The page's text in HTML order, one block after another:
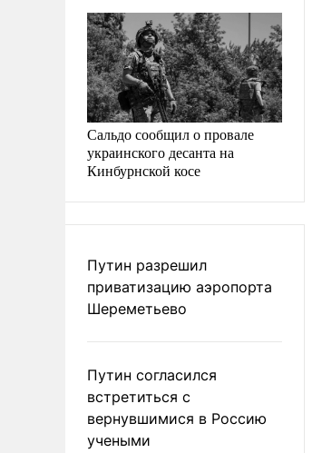
Сальдо сообщил о провале
украинского десанта на
Кинбурнской косе
Путин разрешил
приватизацию аэропорта
Шереметьево
Путин согласился
встретиться с
вернувшимися в Россию
учеными